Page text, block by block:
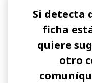
Si detecta
ficha
quiere
otro